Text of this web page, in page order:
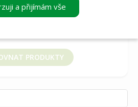
vyberte produkt
k porovnání
k porovnání
PRODUKTY
a přijímám vše